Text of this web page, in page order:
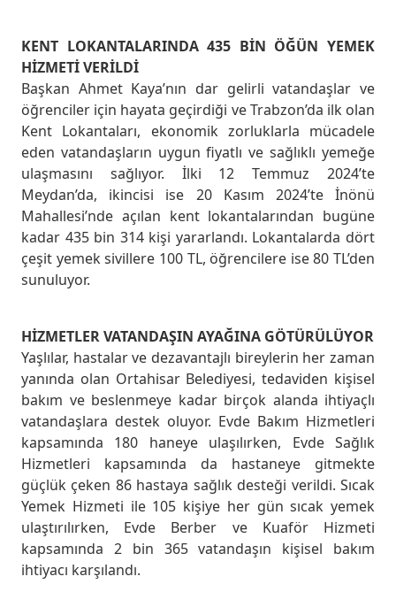
KENT LOKANTALARINDA 435 BİN ÖĞÜN YEMEK
HİZMETİ VERİLDİ
Başkan Ahmet Kaya’nın dar gelirli vatandaşlar ve
öğrenciler için hayata geçirdiği ve Trabzon’da ilk olan
Kent Lokantaları, ekonomik zorluklarla mücadele
eden vatandaşların uygun fiyatlı ve sağlıklı yemeğe
ulaşmasını sağlıyor. İlki 12 Temmuz 2024’te
Meydan’da, ikincisi ise 20 Kasım 2024’te İnönü
Mahallesi’nde açılan kent lokantalarından bugüne
kadar 435 bin 314 kişi yararlandı. Lokantalarda dört
çeşit yemek sivillere 100 TL, öğrencilere ise 80 TL’den
sunuluyor.
HİZMETLER VATANDAŞIN AYAĞINA GÖTÜRÜLÜYOR
Yaşlılar, hastalar ve dezavantajlı bireylerin her zaman
yanında olan Ortahisar Belediyesi, tedaviden kişisel
bakım ve beslenmeye kadar birçok alanda ihtiyaçlı
vatandaşlara destek oluyor. Evde Bakım Hizmetleri
kapsamında 180 haneye ulaşılırken, Evde Sağlık
Hizmetleri kapsamında da hastaneye gitmekte
güçlük çeken 86 hastaya sağlık desteği verildi. Sıcak
Yemek Hizmeti ile 105 kişiye her gün sıcak yemek
ulaştırılırken, Evde Berber ve Kuaför Hizmeti
kapsamında 2 bin 365 vatandaşın kişisel bakım
ihtiyacı karşılandı.